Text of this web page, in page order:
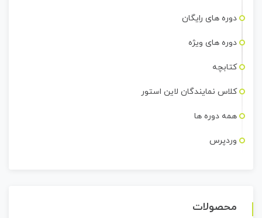
دوره های رایگان
دوره های ویژه
کتابچه
کلاس نمایندگان لاین استور
همه دوره ها
وردپرس
محصولات